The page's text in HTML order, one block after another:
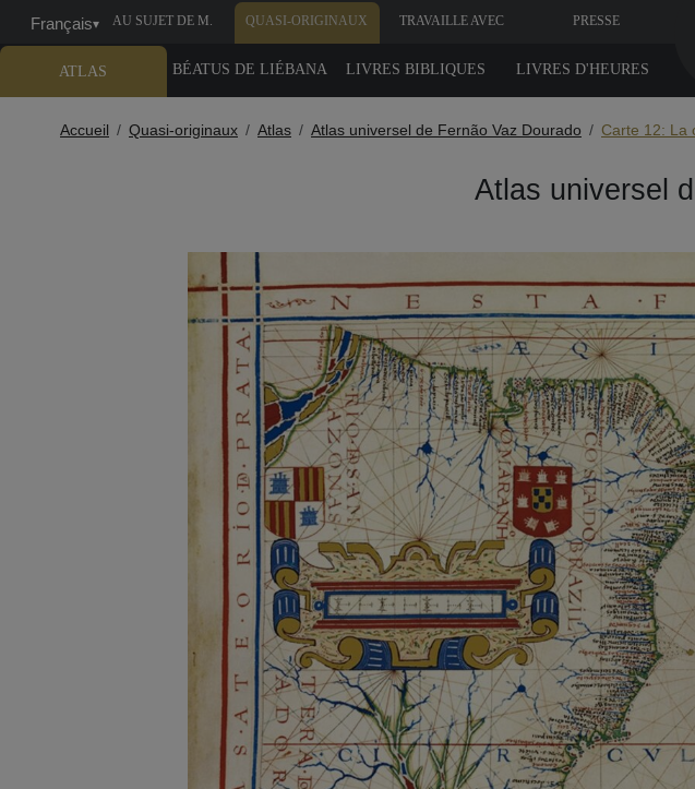
Français▾ AU SUJET DE M.
MOLEIRO
QUASI-ORIGINAUX TRAVAILLE AVEC PRESSE
ATLAS BÉATUS DE LIÉBANA LIVRES BIBLIQUES LIVRES D'HEURES
Accueil Quasi-originaux Atlas Atlas universel de Fernão Vaz Dourado Carte 12: La
Atlas universel